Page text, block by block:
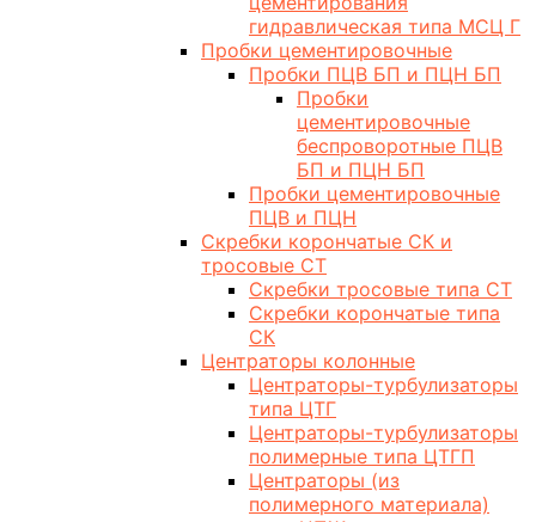
гидравлическая типа МСЦ Г
Пробки цементировочные
Пробки ПЦВ БП и ПЦН БП
Пробки
цементировочные
беспроворотные ПЦВ
БП и ПЦН БП
Пробки цементировочные
ПЦВ и ПЦН
Скребки корончатые СК и
тросовые СТ
Скребки тросовые типа СТ
Скребки корончатые типа
СК
Центраторы колонные
Центраторы-турбулизаторы
типа ЦТГ
Центраторы-турбулизаторы
полимерные типа ЦТГП
Центраторы (из
полимерного материала)